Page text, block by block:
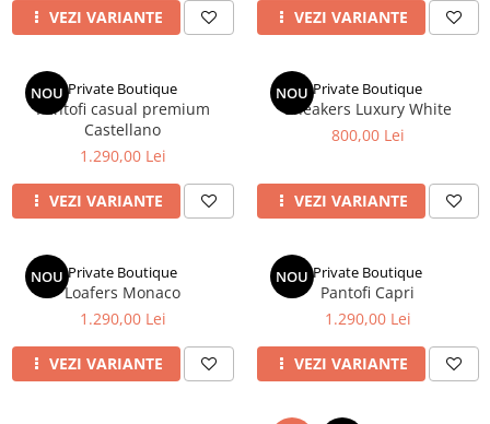
VEZI VARIANTE VEZI VARIANTE
NOU Private Boutique
Pantofi casual premium
Castellano
1.290,00 Lei
VEZI VARIANTE
NOU Private Boutique
Sneakers Luxury White
800,00 Lei
VEZI VARIANTE
NOU Private Boutique
Loafers Monaco
1.290,00 Lei
VEZI VARIANTE
NOU Private Boutique
Pantofi Capri
1.290,00 Lei
VEZI VARIANTE